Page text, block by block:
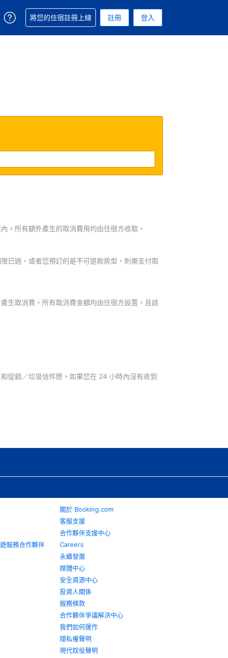
. 您現在所使用的幣別為新台幣
使用的語言. 您目前所選的語言是繁體中文
取得訂單相關協助
將您的住宿註冊上線 註冊 登入
。所有額外產生的取消費用均由住宿方收取。
已過，或者您預訂的是不可退款房型，則需支付取
生取消費。所有取消費金額均由住宿方設置，且該
促銷／垃圾信件匣。如果您在 24 小時內沒有收到
服務合作夥伴
關於 Booking.com
客服支援
合作夥伴支援中心
Careers
永續發展
媒體中心
安全資源中心
投資人關係
服務條款
合作夥伴爭議解決中心
我們如何運作
隱私權聲明
現代奴役聲明